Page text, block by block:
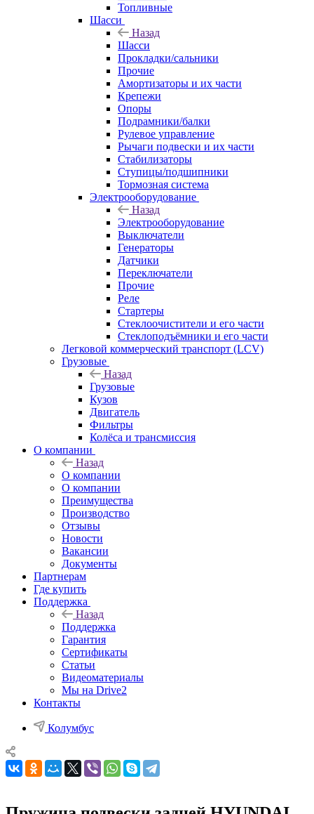
Топливные
Шасси
Назад
Шасси
Прокладки/сальники
Прочие
Амортизаторы и их части
Крепежи
Опоры
Подрамники/балки
Рулевое управление
Рычаги подвески и их части
Стабилизаторы
Ступицы/подшипники
Тормозная система
Электрооборудование
Назад
Электрооборудование
Выключатели
Генераторы
Датчики
Переключатели
Прочие
Реле
Стартеры
Стеклоочистители и его части
Стеклоподъёмники и его части
Легковой коммерческий транспорт (LCV)
Грузовые
Назад
Грузовые
Кузов
Двигатель
Фильтры
Колёса и трансмиссия
О компании
Назад
О компании
О компании
Преимущества
Производство
Отзывы
Новости
Вакансии
Документы
Партнерам
Где купить
Поддержка
Назад
Поддержка
Гарантия
Сертификаты
Статьи
Видеоматериалы
Мы на Drive2
Контакты
Колумбус